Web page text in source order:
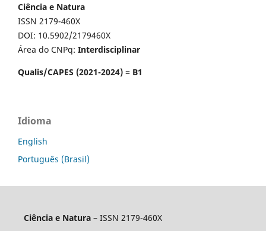
Ciência e Natura
ISSN 2179-460X
DOI: 10.5902/2179460X
Área do CNPq: Interdisciplinar
Qualis/CAPES (2021-2024) = B1
Idioma
English
Português (Brasil)
Ciência e Natura – ISSN 2179-460X